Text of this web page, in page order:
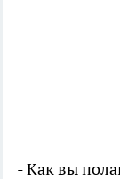
- Как вы